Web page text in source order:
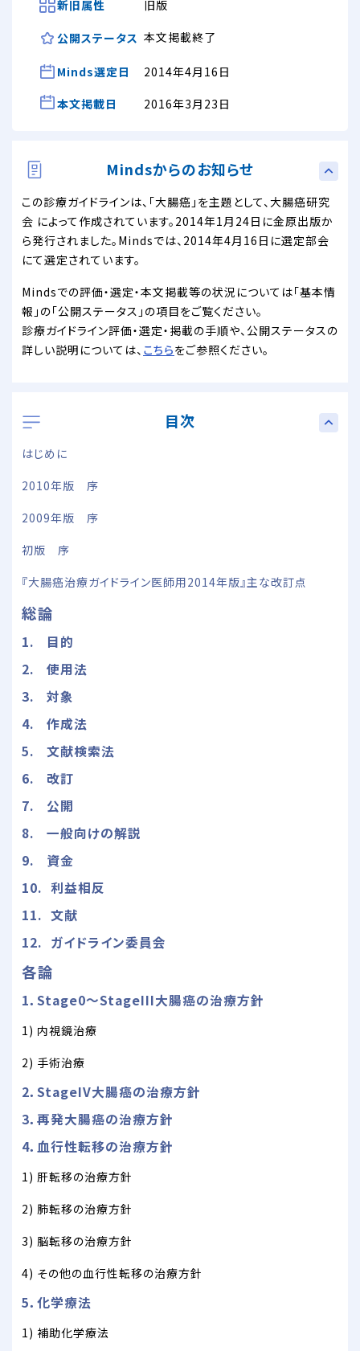
新旧属性
旧版
公開ステータス 本文掲載終了
Minds選定日
2014年4月16日
本文掲載日
2016年3月23日
Mindsからのお知らせ
この診療ガイドラインは、「大腸癌」を主題として、大腸癌研究
会 によって作成されています。2014年1月24日に金原出版か
ら発行されました。Mindsでは、2014年4月16日に選定部会
にて選定されています。
Mindsでの評価・選定・本文掲載等の状況については「基本情
報」の「公開ステータス」の項目をご覧ください。
診療ガイドライン評価・選定・掲載の手順や、公開ステータスの
詳しい説明については、 こちらをご参照ください。
目次
はじめに
2010年版 序
2009年版 序
初版 序
『大腸癌治療ガイドライン医師用2014年版』主な改訂点
総論
1. 目的
2. 使用法
3. 対象
4. 作成法
5. 文献検索法
6. 改訂
7. 公開
8. 一般向けの解説
9. 資金
10. 利益相反
11. 文献
12. ガイドライン委員会
各論
1．Stage0～StageIII大腸癌の治療方針
1) 内視鏡治療
2) 手術治療
2．StageIV大腸癌の治療方針
3．再発大腸癌の治療方針
4．血行性転移の治療方針
1) 肝転移の治療方針
2) 肺転移の治療方針
3) 脳転移の治療方針
4) その他の血行性転移の治療方針
5．化学療法
1) 補助化学療法